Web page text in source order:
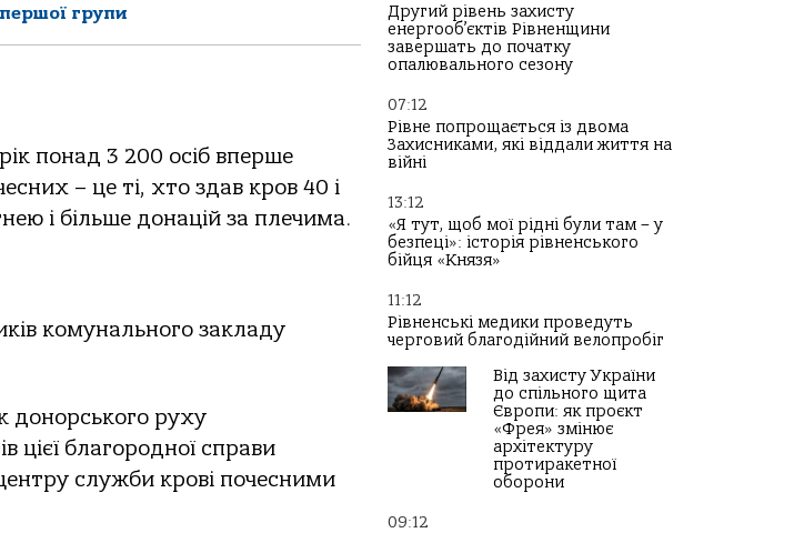
групи
понад 3 200 осіб вперше
– це ті, хто здав кров 40 і
і більше донацій за плечима.
комунального закладу
донорського руху
цієї благородної справи
служби крові почесними
Другий рівень захисту
енергооб’єктів Рівненщини
завершать до початку
опалювального сезону
07:12
Рівне попрощається із двома
Захисниками, які віддали життя на
війні
13:12
«Я тут, щоб мої рідні були там – у
безпеці»: історія рівненського
бійця «Князя»
11:12
Рівненські медики проведуть
черговий благодійний велопробіг
Від захисту України
до спільного щита
Європи: як проєкт
«Фрея» змінює
архітектуру
протиракетної
оборони
09:12